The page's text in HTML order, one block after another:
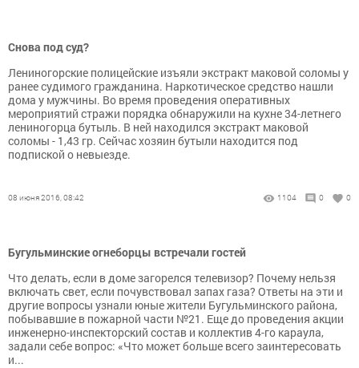
Снова под суд?
Лениногорские полицейские изъяли экстракт маковой соломы у
ранее судимого гражданина. Наркотическое средство нашли
дома у мужчины. Во время проведения оперативных
мероприятий стражи порядка обнаружили на кухне 34-летнего
лениногорца бутыль. В ней находился экстракт маковой
соломы - 1,43 гр. Сейчас хозяин бутыли находится под
подпиской о невыезде.
08 июня 2016, 08:42 1104 0 0
Бугульминские огнеборцы встречали гостей
Что делать, если в доме загорелся телевизор? Почему нельзя
включать свет, если почувствовал запах газа? Ответы на эти и
другие вопросы узнали юные жители Бугульминского района,
побывавшие в пожарной части №21. Еще до проведения акции
инженерно-инспекторский состав и коллектив 4-го караула,
задали себе вопрос: «Что может больше всего заинтересовать
и...